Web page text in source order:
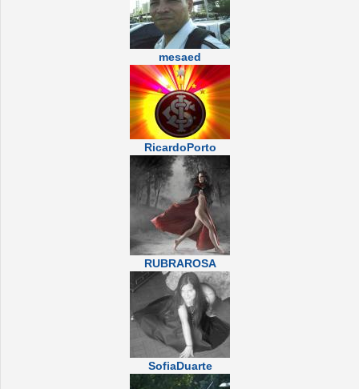
mesaed
RicardoPorto
RUBRAROSA
SofiaDuarte